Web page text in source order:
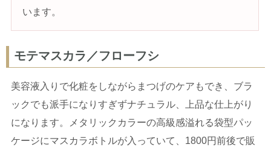
います。
モテマスカラ／フローフシ
美容液入りで化粧をしながらまつげのケアもでき、ブラ
ックでも派手になりすぎずナチュラル、上品な仕上がり
になります。メタリックカラーの高級感溢れる袋型パッ
ケージにマスカラボトルが入っていて、1800円前後で販